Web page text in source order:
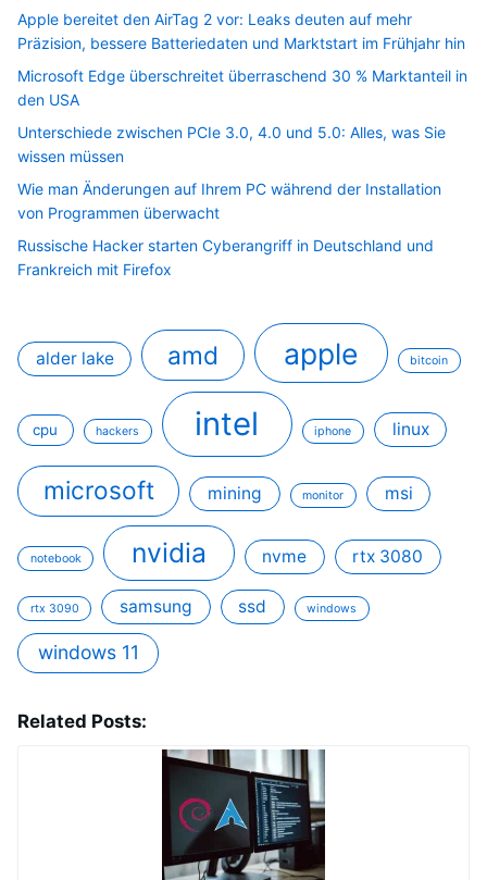
Apple bereitet den AirTag 2 vor: Leaks deuten auf mehr
Präzision, bessere Batteriedaten und Marktstart im Frühjahr hin
Microsoft Edge überschreitet überraschend 30 % Marktanteil in
den USA
Unterschiede zwischen PCIe 3.0, 4.0 und 5.0: Alles, was Sie
wissen müssen
Wie man Änderungen auf Ihrem PC während der Installation
von Programmen überwacht
Russische Hacker starten Cyberangriff in Deutschland und
Frankreich mit Firefox
alder lake amd apple bitcoin
cpu hackers intel iphone linux
microsoft mining monitor msi
notebook nvidia nvme rtx 3080
rtx 3090 samsung ssd windows
windows 11
Related Posts: